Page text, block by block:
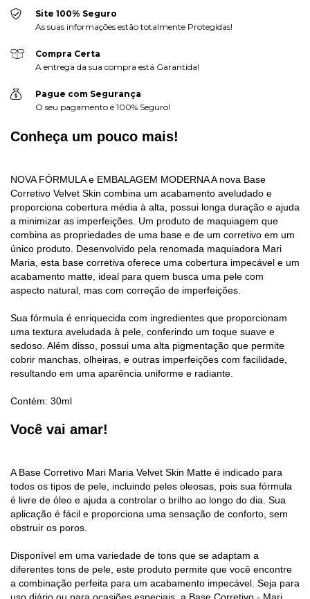
Site 100% Seguro
As suas informações estão totalmente Protegidas!
Compra Certa
A entrega da sua compra está Garantida!
Pague com Segurança
O seu pagamento é 100% Seguro!
Conheça um pouco mais!
NOVA FÓRMULA e EMBALAGEM MODERNA A nova Base
Corretivo Velvet Skin combina um acabamento aveludado e
proporciona cobertura média à alta, possui longa duração e ajuda
a minimizar as imperfeições. Um produto de maquiagem que
combina as propriedades de uma base e de um corretivo em um
único produto. Desenvolvido pela renomada maquiadora Mari
Maria, esta base corretiva oferece uma cobertura impecável e um
acabamento matte, ideal para quem busca uma pele com
aspecto natural, mas com correção de imperfeições.
Sua fórmula é enriquecida com ingredientes que proporcionam
uma textura aveludada à pele, conferindo um toque suave e
sedoso. Além disso, possui uma alta pigmentação que permite
cobrir manchas, olheiras, e outras imperfeições com facilidade,
resultando em uma aparência uniforme e radiante.
Contém: 30ml
Você vai amar!
A Base Corretivo Mari Maria Velvet Skin Matte é indicado para
todos os tipos de pele, incluindo peles oleosas, pois sua fórmula
é livre de óleo e ajuda a controlar o brilho ao longo do dia. Sua
aplicação é fácil e proporciona uma sensação de conforto, sem
obstruir os poros.
Disponível em uma variedade de tons que se adaptam a
diferentes tons de pele, este produto permite que você encontre
a combinação perfeita para um acabamento impecável. Seja para